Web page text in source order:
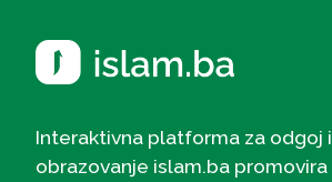
Interaktivna platforma za odgoj i
obrazovanje islam.ba promovira